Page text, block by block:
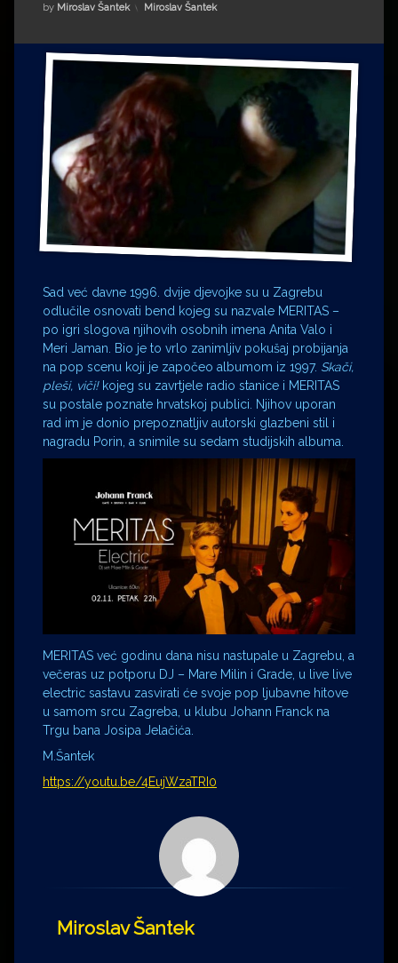
Impressum
Milenko Strižak
Drugi autori
Drugi autori
Matea Andrić
Ljiljana Lekanić-Kljaić
Željko Krznarić
Mario Lovreković
Miroslav Šantek
by Miroslav Šantek Kategorije:
Miroslav Šantek
Sad već davne 1996. dvije djevojke su u Zagrebu
odlučile osnovati bend kojeg su nazvale MERITAS –
po igri slogova njihovih osobnih imena Anita Valo i
Meri Jaman. Bio je to vrlo zanimljiv pokušaj probijanja
na pop scenu koji je započeo albumom iz 1997. Skači,
pleši, viči!kojeg su zavrtjele radio stanice i MERITAS
su postale poznate hrvatskoj publici. Njihov uporan
rad im je donio prepoznatljiv autorski glazbeni stil i
nagradu Porin, a snimile su sedam studijskih albuma.
MERITAS već godinu dana nisu nastupale u Zagrebu, a
večeras uz potporu DJ – Mare Milin i Grade, u live live
electric sastavu zasvirati će svoje pop ljubavne hitove
u samom srcu Zagreba, u klubu Johann Franck na
Trgu bana Josipa Jelačića.
M.Šantek
https://youtu.be/4EujWzaTRI0
Miroslav Šantek